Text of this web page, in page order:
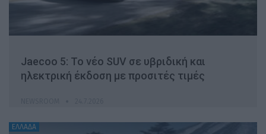
Jaecoo 5: Το νέο SUV σε υβριδική και
ηλεκτρική έκδοση με προσιτές τιμές
ΕΛΛΑΔΑ